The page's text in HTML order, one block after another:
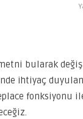
bularak
ihtiyaç